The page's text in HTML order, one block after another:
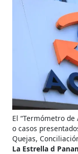
El “Termómetro
o casos
Quejas,
La Estrella d